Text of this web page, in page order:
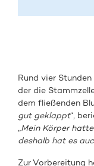
Rund vier
der die
dem fließenden
gut geklappt“,
„Mein Körper
deshalb hat es
Zur Vorbereitung